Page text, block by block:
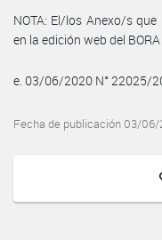
NOTA: El/los Anexo/s
en la edición web del
e. 03/06/2020 N° 22025/
Fecha de publicación 03/